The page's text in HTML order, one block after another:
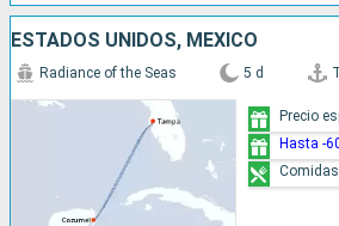
ESTADOS UNIDOS, MÉXICO
Radiance of the Seas 5 d
Precio
Hasta -